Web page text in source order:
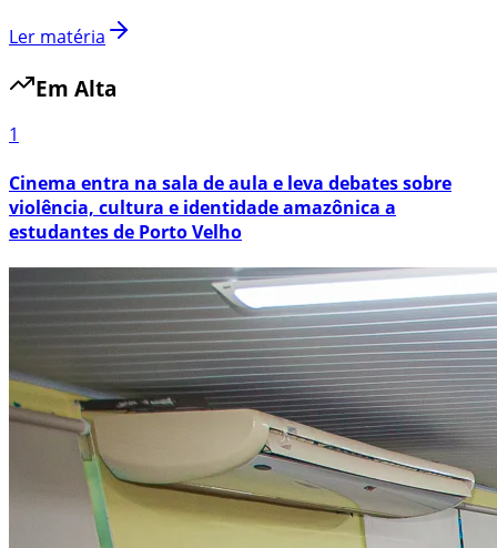
Ler matéria
Em Alta
1
Cinema entra na sala de aula e leva debates sobre
violência, cultura e identidade amazônica a
estudantes de Porto Velho